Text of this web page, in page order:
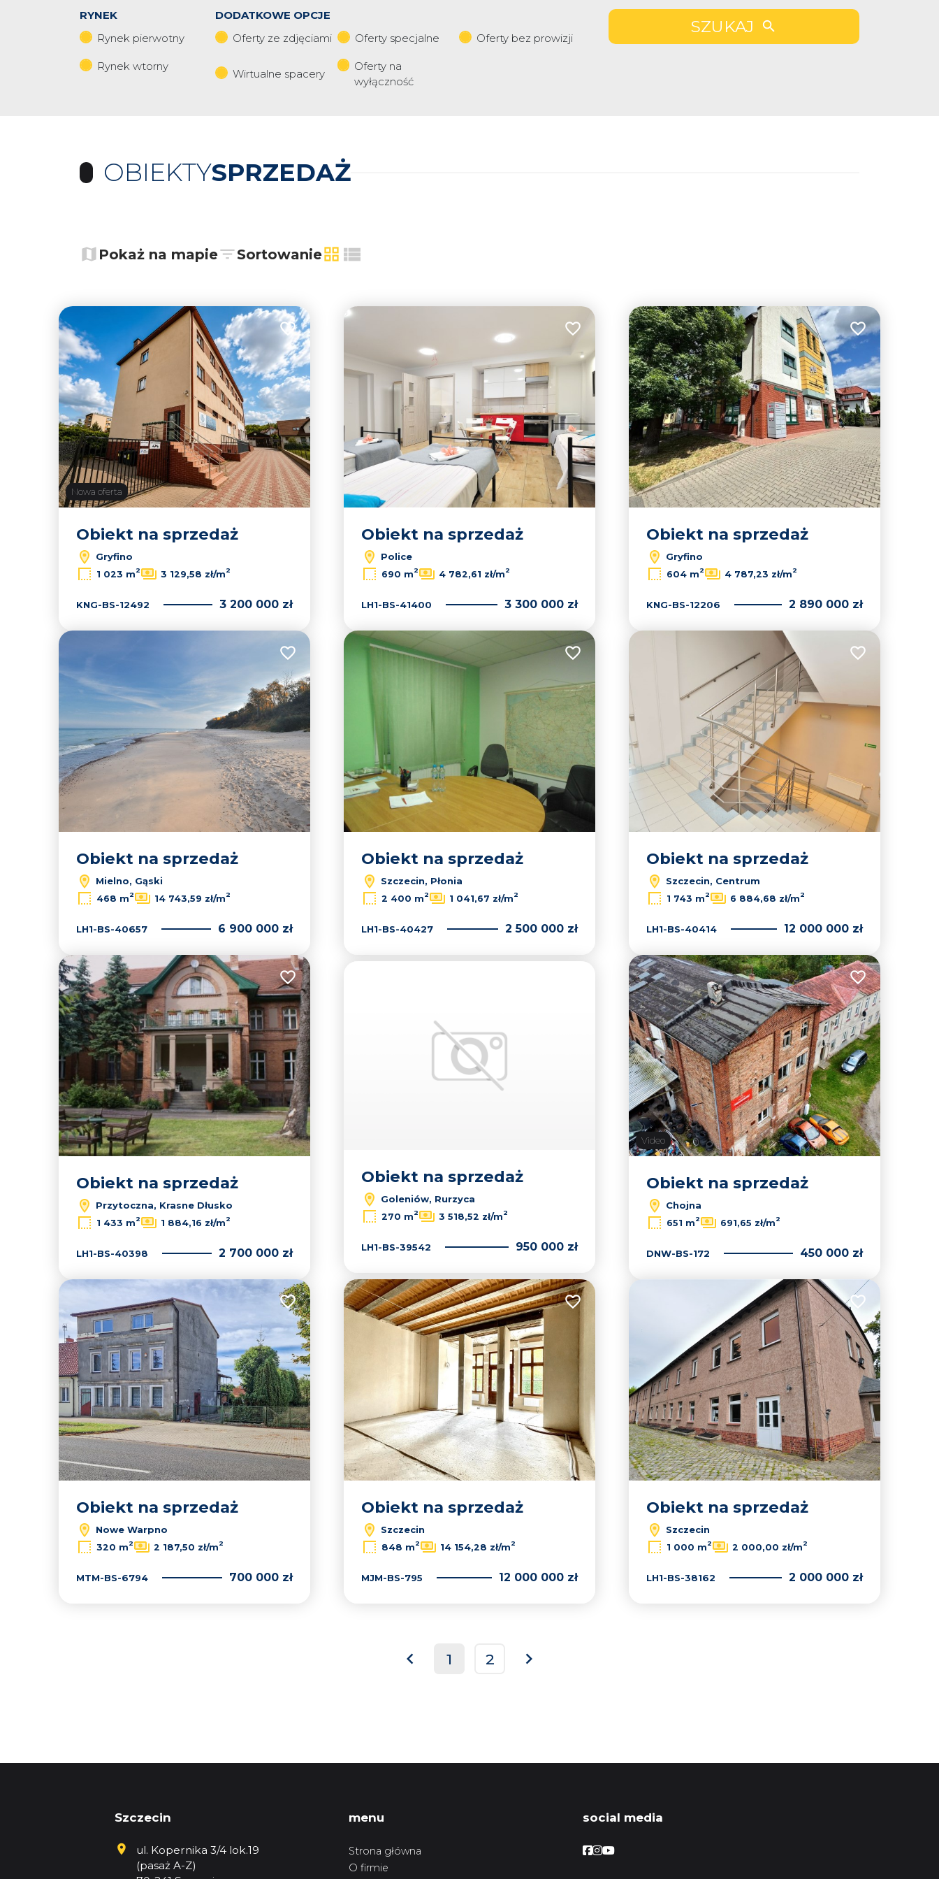
RYNEK
Rynek pierwotny
Rynek wtorny
DODATKOWE OPCJE
Oferty ze zdjęciami
Oferty specjalne Oferty bez prowizji
Wirtualne spacery
Oferty na
wyłączność
SZUKAJ
OBIEKTYSPRZEDAŻ
3
−
Leaflet|© OpenMapTiles
Pokaż na mapie Sortowanie
tabela
lista
Nowa oferta
Dodaj do ulubionych
Obiekt na sprzedaż
Gryfino
1 023 m2 3 129,58 zł/m2
KNG-BS-12492 3 200 000 zł
Dodaj do ulubionych
Obiekt na sprzedaż
Police
690 m2 4 782,61 zł/m2
LH1-BS-41400 3 300 000 zł
Dodaj do
Obiekt na sprzedaż
Gryfino
604 m2 4 787,23 zł/m2
KNG-BS-12206 2 890 000 zł
Dodaj do ulubionych
Obiekt na sprzedaż
Mielno, Gąski
468 m2 14 743,59 zł/m2
LH1-BS-40657 6 900 000 zł
Dodaj do ulubionych
Obiekt na sprzedaż
Szczecin, Płonia
2 400 m2 1 041,67 zł/m2
LH1-BS-40427 2 500 000 zł
Dodaj do
Obiekt na sprzedaż
Szczecin, Centrum
1 743 m2 6 884,68 zł/m2
LH1-BS-40414 12 000 000 zł
Dodaj do ulubionych
Obiekt na sprzedaż
Przytoczna, Krasne Dłusko
1 433 m2 1 884,16 zł/m2
LH1-BS-40398 2 700 000 zł
Dodaj do ulubionych
Obiekt na sprzedaż
Goleniów, Rurzyca
270 m2 3 518,52 zł/m2
LH1-BS-39542 950 000 zł
Video
Dodaj do
Obiekt na sprzedaż
Chojna
651 m2 691,65 zł/m2
DNW-BS-172 450 000 zł
Dodaj do ulubionych
Obiekt na sprzedaż
Nowe Warpno
320 m2 2 187,50 zł/m2
MTM-BS-6794 700 000 zł
Dodaj do ulubionych
Obiekt na sprzedaż
Szczecin
848 m2 14 154,28 zł/m2
MJM-BS-795 12 000 000 zł
Dodaj do
Obiekt na sprzedaż
Szczecin
1 000 m2 2 000,00 zł/m2
LH1-BS-38162 2 000 000 zł
prev
1 2
next
Szczecin
ul. Kopernika 3/4 lok.19
(pasaż A-Z)
menu
Strona główna
O firmie
social media
Facebook
Facebook
Facebook